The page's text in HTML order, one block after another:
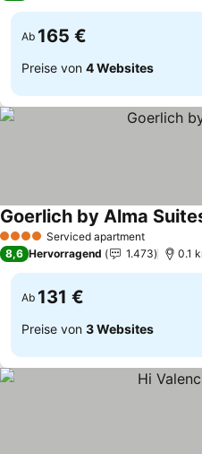
Ab 165 €
Preise von 4 Websites
4 Sterne Serviced apartment
Goerlich by Alma
8,6 Hervorragend 1.473 0.1
Ab 131 €
Preise von 3 Websites